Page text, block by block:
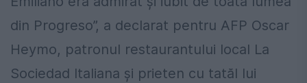
din Progreso”, a declarat pentru AFP Oscar
Heymo, patronul restaurantului local La
Sociedad Italiana și prieten cu tatăl lui